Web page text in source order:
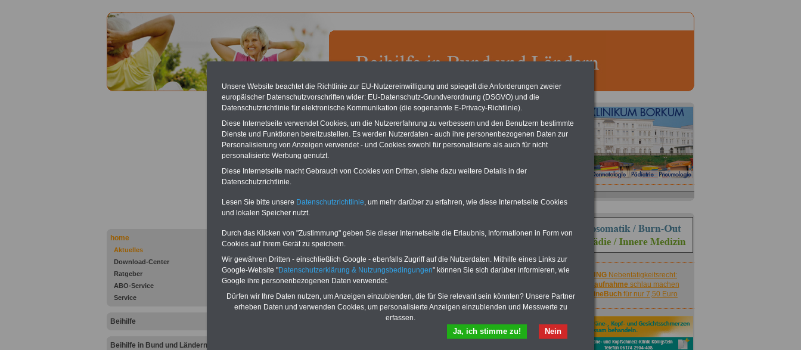
home
Aktuelles
Download-Center
Ratgeber
ABO-Service
Service
Beihilfe
Beihilfe in Bund und Ländern
Ihre nächste Reha - Recherchieren Sie mit dem "führenden" Klinikverzeichnis
bei der Suche nach der geeigneten Klinik für Ihre nächsten Reha. Sie können auch
nachIndikationen von A bis Zsuchen. Beamtinnen und Beamte finden zudem
vorteilhafte Angebote nach Gesundheitswochen..
Aktuelles zur Gesundheit, Pflege und Beihilfe: Änderungen im
Neu aufgelegt im Juli 2025:
bleiben Sie in den
wichtigsten Fragen zum
OnlineService zehn Ratgeber
herunterladen, lesen und
ausdrucken.Mehr Infos
ACHTUNG Nebentätigkeitsrecht:
vor Jobaufnahmeschlau machen
>>>
OnlineBuch für nur 7,50 Euro
Unsere Website beachtet die Richtlinie zur EU-Nutzereinwilligung und spiegelt die Anforderungen zweier
europäischer Datenschutzvorschriften wider: EU-Datenschutz-Grundverordnung (DSGVO) und die
Datenschutzrichtlinie für elektronische Kommunikation (die sogenannte E-Privacy-Richtlinie).
Diese Internetseite verwendet Cookies, um die Nutzererfahrung zu verbessern und den Benutzern bestimmte
Dienste und Funktionen bereitzustellen. Es werden Nutzerdaten - auch ihre personenbezogenen Daten zur
Personalisierung von Anzeigen verwendet - und Cookies sowohl für personalisierte als auch für nicht
personalisierte Werbung genutzt.
Diese Internetseite macht Gebrauch von Cookies von Dritten, siehe dazu weitere Details in der
Datenschutzrichtlinie.
Lesen Sie bitte unsere Datenschutzrichtlinie, um mehr darüber zu erfahren, wie diese Internetseite Cookies
und lokalen Speicher nutzt.
Durch das Klicken von "Zustimmung" geben Sie dieser Internetseite die Erlaubnis, Informationen in Form von
Cookies auf Ihrem Gerät zu speichern.
Wir gewähren Dritten - einschließlich Google - ebenfalls Zugriff auf die Nutzerdaten. Mithilfe eines Links zur
Google-Website "Datenschutzerklärung & Nutzungsbedingungen" können Sie sich darüber informieren, wie
Google ihre personenbezogenen Daten verwendet.
Dürfen wir Ihre Daten nutzen, um Anzeigen einzublenden, die für Sie relevant sein könnten? Unsere Partner
erheben Daten und verwenden Cookies, um personalisierte Anzeigen einzublenden und Messwerte zu
erfassen.
Nein
Ja, ich stimme zu!